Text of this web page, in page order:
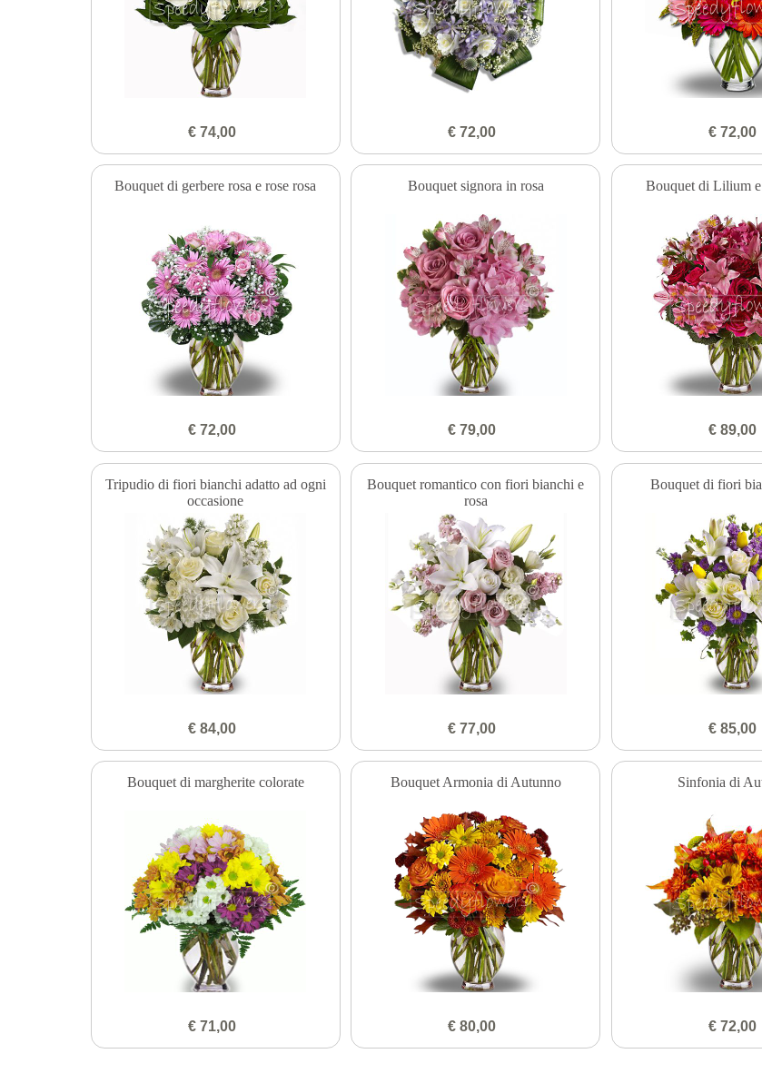
€ 74,00 € 72,00 € 72,00
Bouquet di gerbere rosa e rose rosa
€ 72,00
Bouquet signora in rosa
€ 79,00
Bouquet di Lilium e
€ 89,00
Tripudio di fiori bianchi adatto ad ogni
occasione
€ 84,00
Bouquet romantico con fiori bianchi e
rosa
€ 77,00
Bouquet di fiori
€ 85,00
Bouquet di margherite colorate
€ 71,00
Bouquet Armonia di Autunno
€ 80,00
Sinfonia di
€ 72,00